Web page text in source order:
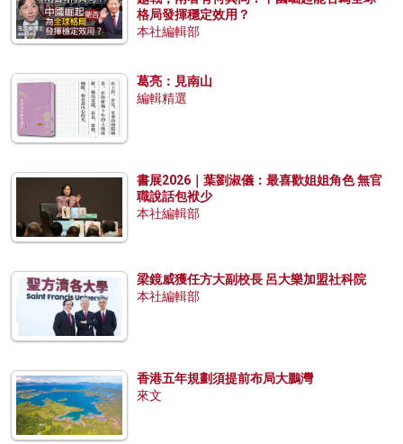
格局發揮穩定效用？
本社編輯部
葛亮：見南山
編輯精選
書展2026｜葉劉淑儀：最喜歡姐姐角色 無官
職說話包袱少
本社編輯部
梁鏡威獲任方大副校長 呂大樂加盟社科院
本社編輯部
香港五年規劃須提前布局大鵬灣
來文